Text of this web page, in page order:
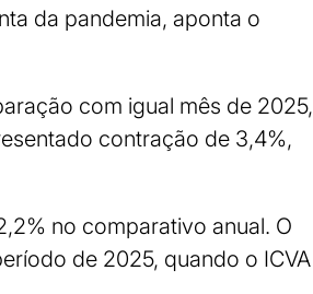
da pandemia, aponta o
com igual mês de 2025,
contração de 3,4%,
no comparativo anual. O
de 2025, quando o ICVA